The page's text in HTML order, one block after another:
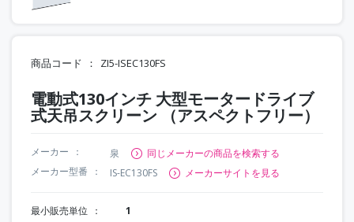
商品コード ZI5-ISEC130FS
電動式130インチ 大型モータードライブ
式天吊スクリーン （アスペクトフリー）
メーカー 泉
同じメーカーの商品を検索する
メーカー型番
IS-EC130FS メーカーサイトを見る
最小販売単位 1